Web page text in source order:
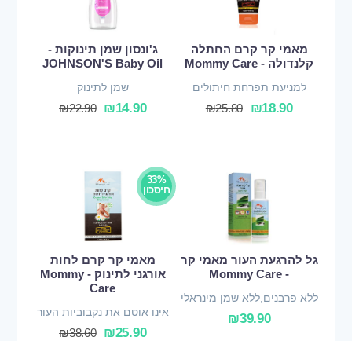
מאמי קר קרם החתלה
קלנדולה - Mommy Care
למניעת תפרחת חיתולים
₪18.90
₪25.80
ג'ונסון שמן תינוקות -
JOHNSON'S Baby Oil
שמן לתינוק
₪14.90
₪22.90
גל להרגעת העור מאמי קר
- Mommy Care
ללא פרבנים,ללא שמן מינראלי
₪39.90
33%
חיסכון
מאמי קר קרם לחות
אורגני לתינוק - Mommy
Care
אינו אוטם את נקבוביות העור
₪25.90
₪38.60